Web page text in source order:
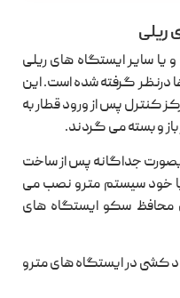
ریلی
سایر ایستگاه های ریلی
درنظر گرفته شده است. این
کنترل پس از ورود قطار به
و بسته می گردند.
جداگانه پس از ساخت
خود سیستم مترو نصب می
محافظ سکو ایستگاه های
کشی در ایستگاه های مترو